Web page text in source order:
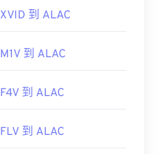
dvd#tech
XVID 到 ALAC
M1V 到 ALAC
F4V 到 ALAC
FLV 到 ALAC